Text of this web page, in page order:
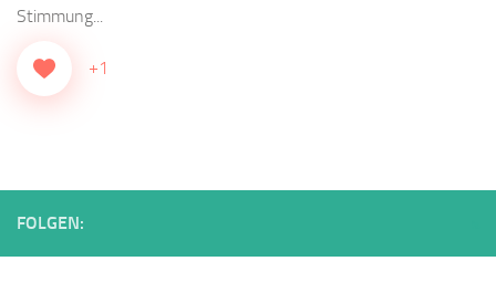
Stimmung...
+1
FOLGEN: